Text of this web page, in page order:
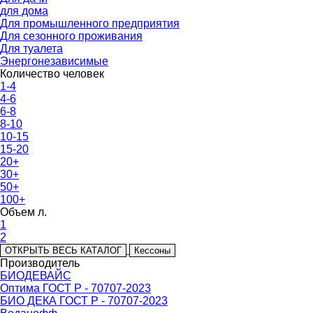
для дома
Для промышленного предприятия
Для сезонного проживания
Для туалета
Энергонезависимые
Количество человек
1-4
4-6
6-8
8-10
10-15
15-20
20+
30+
50+
100+
Объем л.
1
2
ОТКРЫТЬ ВЕСЬ КАТАЛОГ Кессоны
Производитель
БИОДЕВАЙС
Оптима ГОСТ Р - 70707-2023
БИО ДЕКА ГОСТ Р - 70707-2023